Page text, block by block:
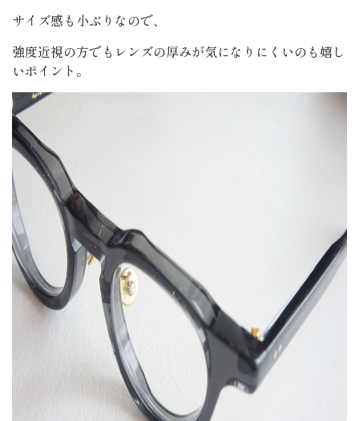
サイズ感も小ぶりなので、
強度近視の方でもレンズの厚みが気になりにくいのも嬉し
いポイント。